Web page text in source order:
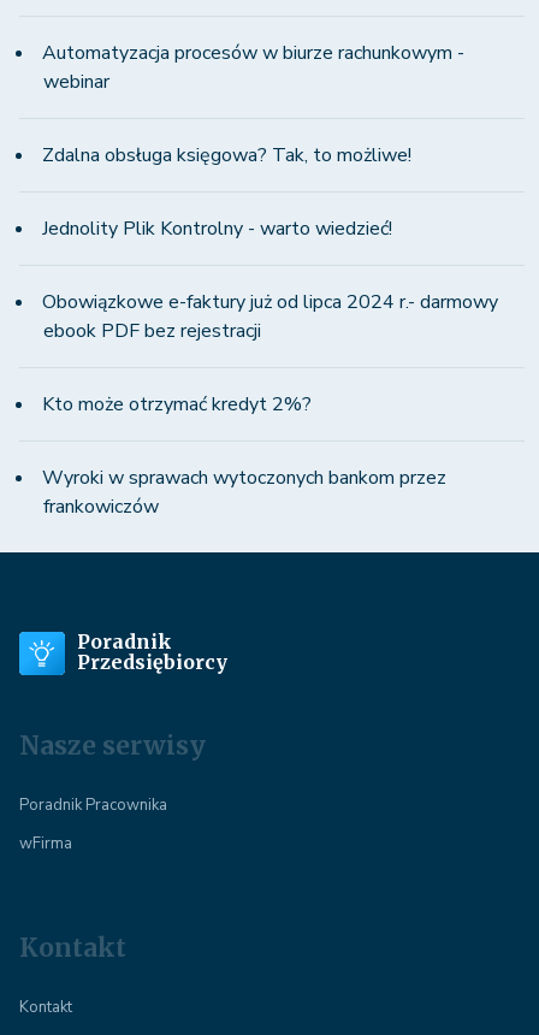
Automatyzacja procesów w biurze rachunkowym -
webinar
Zdalna obsługa księgowa? Tak, to możliwe!
Jednolity Plik Kontrolny - warto wiedzieć!
Obowiązkowe e-faktury już od lipca 2024 r.- darmowy
ebook PDF bez rejestracji
Kto może otrzymać kredyt 2%?
Wyroki w sprawach wytoczonych bankom przez
frankowiczów
Poradnik
Przedsiębiorcy
Nasze serwisy
Poradnik Pracownika
wFirma
Kontakt
Kontakt